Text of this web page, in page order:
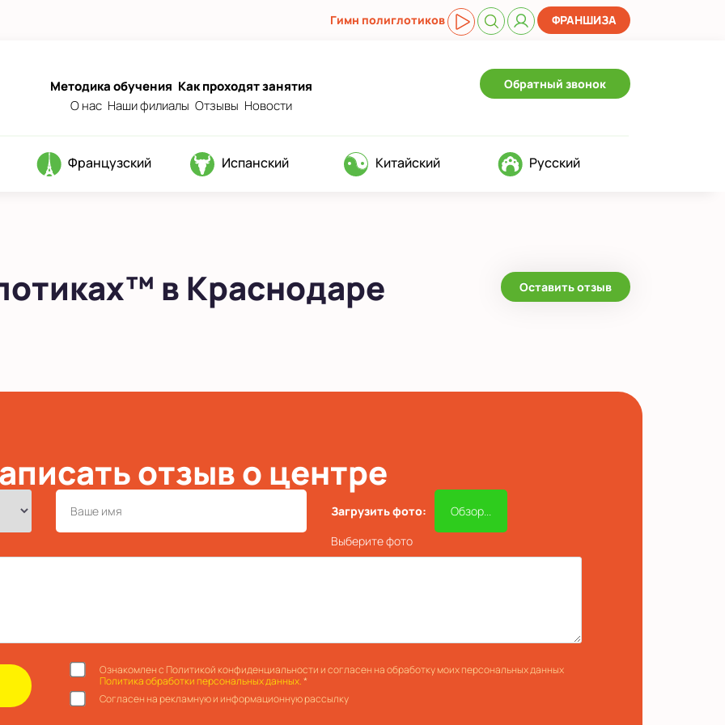
Гимн полиглотиков ФРАНШИЗА
Методика обучения Как проходят занятия
О нас Наши филиалы Отзывы Новости
Обратный звонок
Французский Испанский Китайский Русский
в Краснодаре Оставить отзыв
отзыв о центре
Загрузить фото:
Обзор...
Выберите фото
Ознакомлен с Политикой конфиденциальности и согласен на обработку моих персональных данных
Политика обработки персональных данных.*
Согласен на рекламную и информационную рассылку